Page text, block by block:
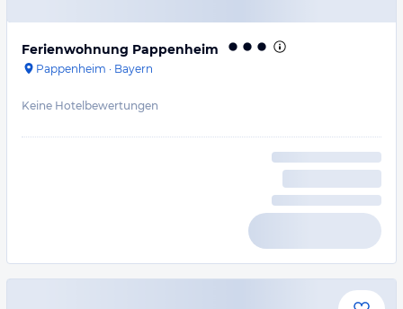
Ferienwohnung Pappenheim
Pappenheim · Bayern
Keine Hotelbewertungen